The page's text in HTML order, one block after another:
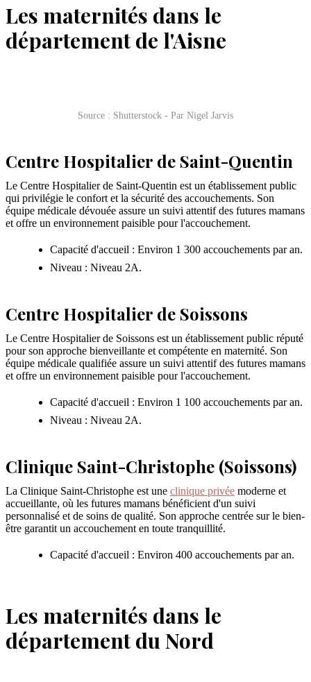
Les maternités dans le
département de l'Aisne
Source : Shutterstock - Par Nigel Jarvis
Centre Hospitalier de Saint-Quentin
Le Centre Hospitalier de Saint-Quentin est un établissement public
qui privilégie le confort et la sécurité des accouchements. Son
équipe médicale dévouée assure un suivi attentif des futures mamans
et offre un environnement paisible pour l'accouchement.
Capacité d'accueil : Environ 1 300 accouchements par an.
Niveau : Niveau 2A.
Centre Hospitalier de Soissons
Le Centre Hospitalier de Soissons est un établissement public réputé
pour son approche bienveillante et compétente en maternité. Son
équipe médicale qualifiée assure un suivi attentif des futures mamans
et offre un environnement paisible pour l'accouchement.
Capacité d'accueil : Environ 1 100 accouchements par an.
Niveau : Niveau 2A.
Clinique Saint-Christophe (Soissons)
La Clinique Saint-Christophe est une clinique privée moderne et
accueillante, où les futures mamans bénéficient d'un suivi
personnalisé et de soins de qualité. Son approche centrée sur le bien-
être garantit un accouchement en toute tranquillité.
Capacité d'accueil : Environ 400 accouchements par an.
Les maternités dans le
département du Nord